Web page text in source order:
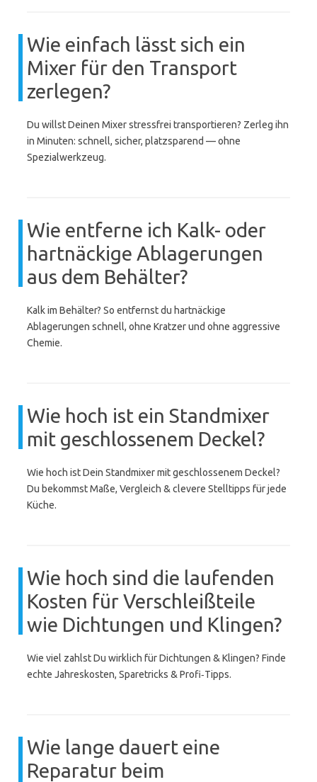
Wie einfach lässt sich ein
Mixer für den Transport
zerlegen?
Du willst Deinen Mixer stressfrei transportieren? Zerleg ihn
in Minuten: schnell, sicher, platzsparend — ohne
Spezialwerkzeug.
Wie entferne ich Kalk- oder
hartnäckige Ablagerungen
aus dem Behälter?
Kalk im Behälter? So entfernst du hartnäckige
Ablagerungen schnell, ohne Kratzer und ohne aggressive
Chemie.
Wie hoch ist ein Standmixer
mit geschlossenem Deckel?
Wie hoch ist Dein Standmixer mit geschlossenem Deckel?
Du bekommst Maße, Vergleich & clevere Stelltipps für jede
Küche.
Wie hoch sind die laufenden
Kosten für Verschleißteile
wie Dichtungen und Klingen?
Wie viel zahlst Du wirklich für Dichtungen & Klingen? Finde
echte Jahreskosten, Sparetricks & Profi‑Tipps.
Wie lange dauert eine
Reparatur beim